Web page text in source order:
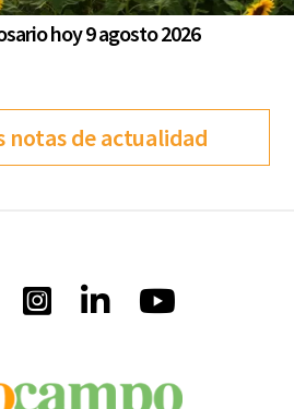
hoy 9 agosto 2026
notas de actualidad